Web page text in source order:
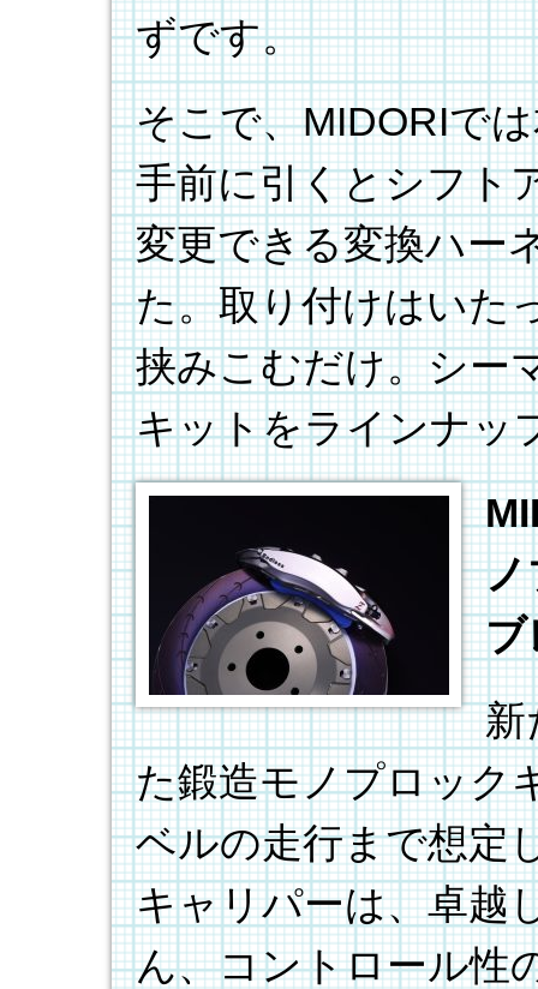
ずです。
そこで、MIDORIで
手前に引くとシフト
変更できる変換ハー
た。取り付けはいた
挟みこむだけ。シー
キットをラインナッ
ノ
ブ
新
た鍛造モノプロック
ベルの走行まで想定
キャリパーは、卓越
ん、コントロール性